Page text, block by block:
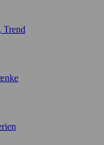
Trend